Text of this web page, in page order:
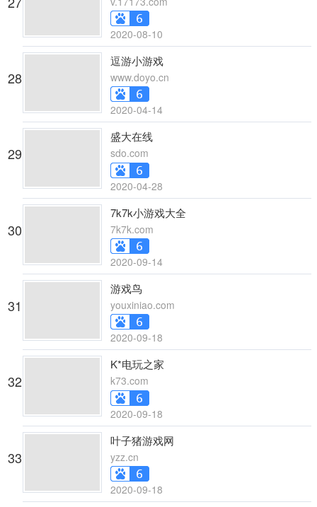
2020-08-10
28
逗游小游戏
www.doyo.cn
2020-04-14
29
盛大在线
sdo.com
2020-04-28
30
7k7k小游戏大全
7k7k.com
2020-09-14
31
游戏鸟
youxiniao.com
2020-09-18
32
K*电玩之家
k73.com
2020-09-18
33
叶子猪游戏网
yzz.cn
2020-09-18